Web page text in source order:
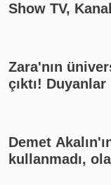
Show TV,
Zara'nın
çıktı! Duyanlar
Demet
kullanmadı,